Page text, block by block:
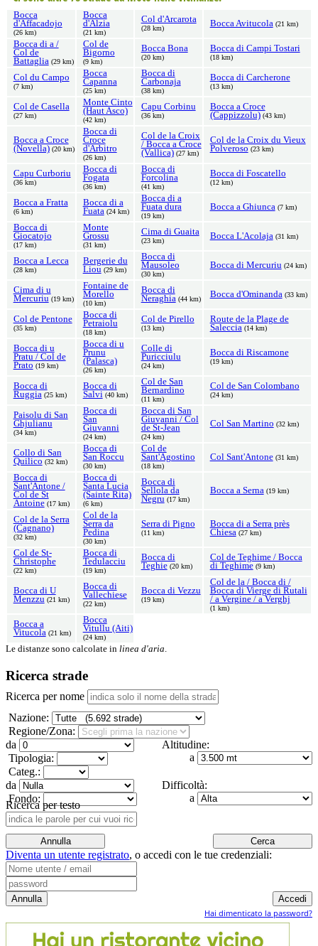
Bocca
d'Affacadojo
(26 km)
Bocca
d'Alzia
(21 km)
Col d'Arcarota
(28 km) Bocca Avitucola (21 km)
Bocca di a /
Col de
Battaglia (29 km)
Col de
Bigorno
(9 km)
Bocca Bona
(20 km)
Bocca di Campi Tostari
(18 km)
Col du Campo
(7 km)
Bocca
Capanna
(25 km)
Bocca di
Carbonaja
(38 km)
Bocca di Carcherone
(13 km)
Col de Casella
(27 km)
Monte Cinto
(Haut Asco)
(42 km)
Capu Corbinu
(36 km)
Bocca a Croce
(Cappizzolu) (43 km)
Bocca a Croce
(Novella) (20 km)
Bocca di
Croce
d'Arbitro
(26 km)
Col de la Croix
/ Bocca a Croce
(Vallica) (27 km)
Col de la Croix du Vieux
Polveroso (23 km)
Capu Curboriu
(36 km)
Bocca di
Fogata
(36 km)
Bocca di
Forcolina
(41 km)
Bocca di Foscatello
(12 km)
Bocca a Fratta
(6 km)
Bocca di a
Fuata (24 km)
Bocca di a
Fuata dura
(19 km)
Bocca a Ghiunca (7 km)
Bocca di
Giocatojo
(17 km)
Monte
Grossu
(31 km)
Cima di Guaita
(23 km) Bocca L'Acolaja (31 km)
Bocca a Lecca
(28 km)
Bergerie du
Liou (29 km)
Bocca di
Mausoleo
(30 km)
Bocca di Mercuriu (24 km)
Cima di u
Mercuriu (19 km)
Fontaine de
Morello
(10 km)
Bocca di
Neraghia (44 km) Bocca d'Ominanda (33 km)
Col de Pentone
(35 km)
Bocca di
Petraiolu
(18 km)
Col de Pirello
(13 km)
Route de la Plage de
Saleccia (14 km)
Bocca di u
Pratu / Col de
Prato (19 km)
Bocca di u
Prunu
(Palasca)
(26 km)
Colle di
Puricciulu
(24 km)
Bocca di Riscamone
(19 km)
Bocca di
Ruggia (25 km)
Bocca di
Salvi (40 km)
Col de San
Bernardino
(11 km)
Col de San Colombano
(24 km)
Paisolu di San
Ghjulianu
(34 km)
Bocca di
San
Giuvanni
(24 km)
Bocca di San
Giuvanni / Col
de St-Jean
(24 km)
Col San Martino (32 km)
Collo di San
Quilico (32 km)
Bocca di
San Roccu
(30 km)
Col de
Sant'Agostino
(18 km)
Col Sant'Antone (31 km)
Bocca di
Sant'Antone /
Col de St
Antoine (17 km)
Bocca di
Santa Lucia
(Sainte Rita)
(6 km)
Bocca di
Sellola da
Negru (17 km)
Bocca a Serna (19 km)
Col de la Serra
(Cagnano)
(32 km)
Col de la
Serra da
Pedina
(30 km)
Serra di Pigno
(11 km)
Bocca di a Serra près
Chiesa (27 km)
Col de St-
Christophe
(22 km)
Bocca di
Tedulacciu
(19 km)
Bocca di
Teghie (20 km)
Col de Teghime / Bocca
di Teghime (9 km)
Bocca di U
Menzzu (21 km)
Bocca di
Vallechiese
(22 km)
Bocca di Vezzu
(19 km)
Col de la / Bocca di /
Bocca di Vierge di Rutali
/ a Vergine / a Verghj
(1 km)
Bocca a
Vitucola (21 km)
Bocca
Vitullu (Aiti)
(24 km)
Le distanze sono calcolate in linea d'aria.
Ricerca strade
Ricerca per nome
Nazione:
Regione/Zona:
Altitudine:
da
a
Tipologia:
Categ.:
Difficoltà:
da
a
Fondo:
Ricerca per testo
Diventa un utente registrato, o accedi con le tue credenziali:
Hai dimenticato la password?